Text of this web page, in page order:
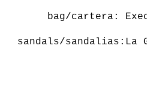
bag/cartera:
sandals/sandalias:La